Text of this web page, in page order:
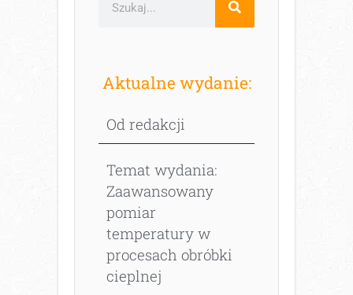
Aktualne wydanie:
Od redakcji
Temat wydania:
Zaawansowany
pomiar
temperatury w
procesach obróbki
cieplnej